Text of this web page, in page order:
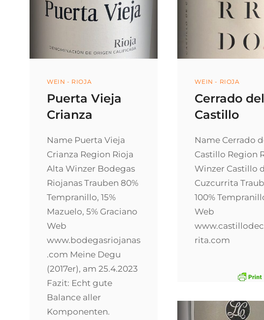
Categories
WEIN - RIOJA
Puerta Vieja
Crianza
Name Puerta Vieja
Crianza Region Rioja
Alta Winzer Bodegas
Riojanas Trauben 80%
Tempranillo, 15%
Mazuelo, 5% Graciano
Web
www.bodegasriojanas
.com Meine Degu
(2017er), am 25.4.2023
Fazit: Echt gute
Balance aller
Komponenten.
Categories
WEIN - RIOJA
Cerrado del
Castillo
Name Cerrado
Castillo Region
Winzer Castillo
Cuzcurrita
100%
Web
rita.com